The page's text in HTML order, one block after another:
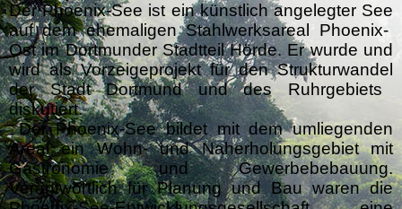
Der Phoenix-See ist ein künstlich angelegter See
auf dem ehemaligen Stahlwerksareal Phoenix-
OstimDortmunderStadtteilHörde. Er wurde und
wird als Vorzeigeprojekt für denStrukturwandel
der Stadt Dortmund und des Ruhrgebiets
diskutiert.
Der Phoenix-See bildet mit dem umliegenden
Areal ein Wohn- und Naherholungsgebiet mit
Gastronomie und Gewerbebebauung.
Verantwortlich für Planung und Bau waren die